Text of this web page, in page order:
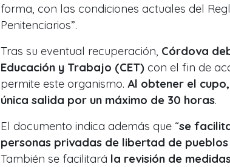
forma, con las condiciones actuales del
Penitenciarios”.
Tras su eventual recuperación, Córdova
Educación y Trabajo (CET) con el fin de
permite este organismo. Al obtener el
única salida por un máximo de 30 horas.
El documento indica además que “se
personas privadas de libertad de pueblos
También se facilitará la revisión de